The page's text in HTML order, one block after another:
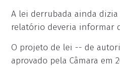
A lei derrubada ainda
relatório deveria informar
O projeto de lei -- de
aprovado pela Câmara em